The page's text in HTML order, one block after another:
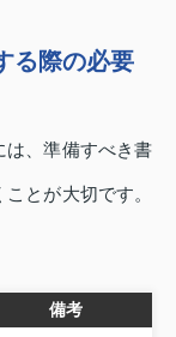
る際の必要
は、準備すべき書
とが大切です。
備考